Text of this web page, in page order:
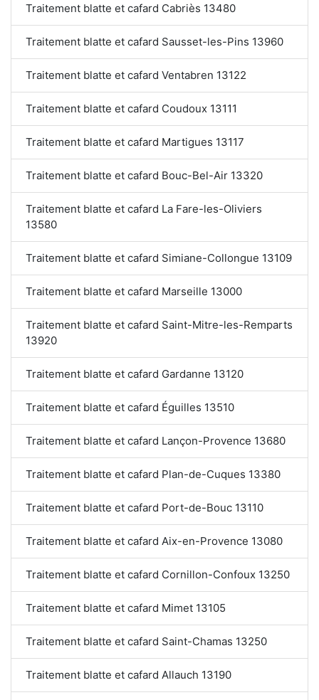
Traitement blatte et cafard Cabriès 13480
Traitement blatte et cafard Sausset-les-Pins 13960
Traitement blatte et cafard Ventabren 13122
Traitement blatte et cafard Coudoux 13111
Traitement blatte et cafard Martigues 13117
Traitement blatte et cafard Bouc-Bel-Air 13320
Traitement blatte et cafard La Fare-les-Oliviers
13580
Traitement blatte et cafard Simiane-Collongue 13109
Traitement blatte et cafard Marseille 13000
Traitement blatte et cafard Saint-Mitre-les-Remparts
13920
Traitement blatte et cafard Gardanne 13120
Traitement blatte et cafard Éguilles 13510
Traitement blatte et cafard Lançon-Provence 13680
Traitement blatte et cafard Plan-de-Cuques 13380
Traitement blatte et cafard Port-de-Bouc 13110
Traitement blatte et cafard Aix-en-Provence 13080
Traitement blatte et cafard Cornillon-Confoux 13250
Traitement blatte et cafard Mimet 13105
Traitement blatte et cafard Saint-Chamas 13250
Traitement blatte et cafard Allauch 13190